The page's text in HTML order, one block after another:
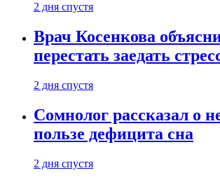
2 дня спустя
Врач Косенкова
перестать заедать
2 дня спустя
Сомнолог рассказал о
пользе дефицита сна
2 дня спустя